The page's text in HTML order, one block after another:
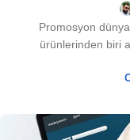
Promosyon
ürünlerinden biri